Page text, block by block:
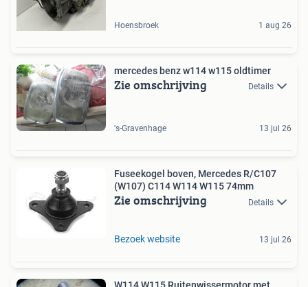
Hoensbroek 1 aug 26
mercedes benz w114 w115 oldtimer
Zie omschrijving Details
's-Gravenhage 13 jul 26
Fuseekogel boven, Mercedes R/C107
(W107) C114 W114 W115 74mm
Zie omschrijving Details
Bezoek website 13 jul 26
W114 W115 Ruitenwissermotor met